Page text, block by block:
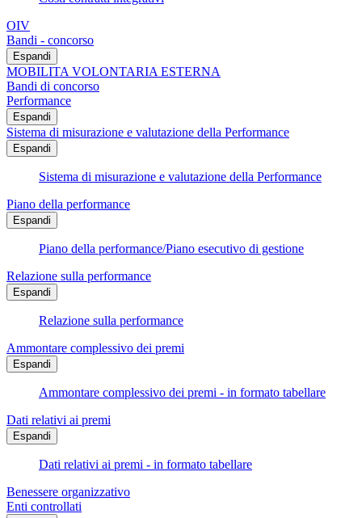
OIV
Bandi - concorso
Espandi
MOBILITA VOLONTARIA ESTERNA
Bandi di concorso
Performance
Espandi
Sistema di misurazione e valutazione della Performance
Espandi
Sistema di misurazione e valutazione della Performance
Piano della performance
Espandi
Piano della performance/Piano esecutivo di gestione
Relazione sulla performance
Espandi
Relazione sulla performance
Ammontare complessivo dei premi
Espandi
Ammontare complessivo dei premi - in formato tabellare
Dati relativi ai premi
Espandi
Dati relativi ai premi - in formato tabellare
Benessere organizzativo
Enti controllati